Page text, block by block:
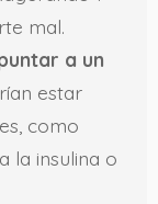
mal.
a un
estar
como
la insulina o